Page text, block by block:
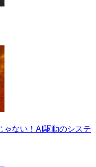
ゃない！AI駆動のシステ